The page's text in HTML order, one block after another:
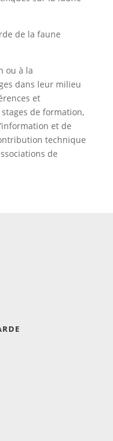
de la faune
ou à la
dans leur milieu
et
de formation,
et de
technique
de